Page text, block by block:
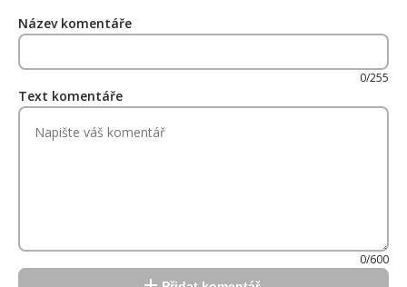
Název komentáře
0/255
Text komentáře
0/600